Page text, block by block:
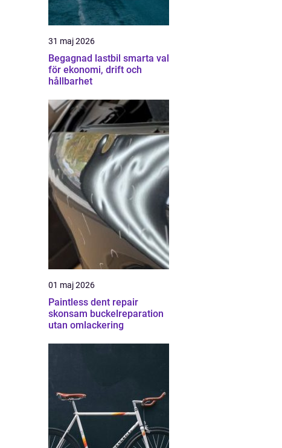
31 maj 2026
Begagnad lastbil smarta val
för ekonomi, drift och
hållbarhet
01 maj 2026
Paintless dent repair
skonsam buckelreparation
utan omlackering